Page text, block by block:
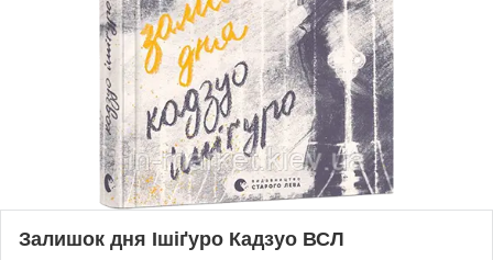
Залишок дня Ішіґуро Кадзуо ВСЛ